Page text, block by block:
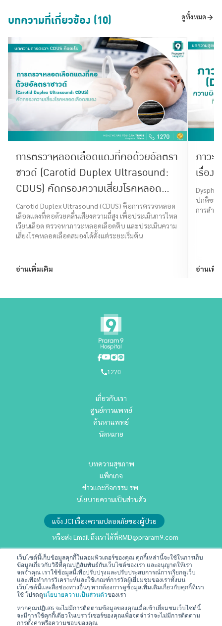
เว็บไซต์นี้เก็บข้อมูลคุกกี้ในคอมพิวเตอร์ของคุณ คุกกี้เหล่านี้จะใช้ในการเก็บ
ข้อมูลเกี่ยวกับวิธีที่คุณปฏิสัมพันธ์กับเว็บไซต์ของเรา และอนุญาตให้เรา
จดจำคุณ เราใช้ข้อมูลนี้เพื่อปรับปรุงและปรับประสบการณ์การเรียกดูเว็บ
และเพื่อทำการวิเคราะห์และใช้เกณฑ์การวัดผู้เยี่ยมชมของเราทั้งบน
เว็บไซต์นี้และสื่อช่องทางอื่นๆ หากต้องการดูข้อมูลเพิ่มเติมเกี่ยวกับคุกกี้ที่เรา
ใช้ โปรดดูนโยบายความเป็นส่วนตัวของเรา
หากคุณปฏิเสธ จะไม่มีการติดตามข้อมูลของคุณเมื่อเข้าเยี่ยมชมเว็บไซต์นี้
จะมีการใช้คุกกี้เดียวในเบราว์เซอร์ของคุณเพื่อจดจำว่าจะไม่มีการติดตาม
การตั้งค่าหรือความชอบของคุณ
บทความที่เกี่ยวข้อง (10) ดูทั้งหมด
การตรวจหลอดเลือดแดงที่คอด้วยอัลตรา
ซาวด์ (Carotid Duplex Ultrasound:
CDUS) คัดกรองความเสี่ยงโรคหลอด
เลือดสมอง
Carotid Duplex Ultrasound (CDUS) คือการตรวจหลอด
เลือดแดงที่คอด้วยคลื่นเสียงความถี่สูง เพื่อประเมินการไหล
เวียนเลือด ตรวจหาภาวะหลอดเลือดตีบ และประเมินความ
เสี่ยงโรคหลอดเลือดสมองได้ตั้งแต่ระยะเริ่มต้น
อ่านเพิ่มเติม
ภาวะ
เรื่อง
ปกติขอ
การสำลั
อ่านเพิ่
1270
เกี่ยวกับเรา
ศูนย์การแพทย์
ค้นหาแพทย์
นัดหมาย
บทความสุขภาพ
แพ็กเกจ
ข่าวและกิจกรรม รพ.
นโยบายความเป็นส่วนตัว
แจ้ง JCI เรื่องความปลอดภัยของผู้ป่วย
หรือส่ง Email ถึงเราได้ที่RMD@praram9.com
นักลงทุนสัมพันธ์
การพัฒนาอย่างยั่งยืน
ร่วมงานกับเรา
ติดต่อเรา
ข้อกำหนดและเงื่อนไข